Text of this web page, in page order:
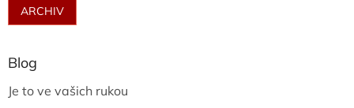
ARCHIV
Blog
Je to ve vašich rukou